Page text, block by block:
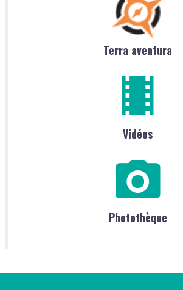
Terra aventura
Vidéos
Photothèque